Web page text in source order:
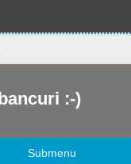
bancuri :-)
Submenu